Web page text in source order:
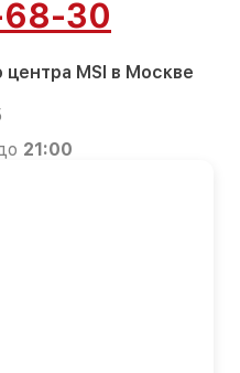
68-30
MSI в Москве
21:00